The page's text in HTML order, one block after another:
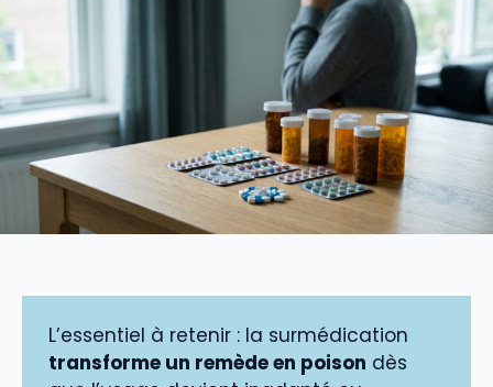
L’essentiel à retenir : la surmédication
transforme un remède en poison dès